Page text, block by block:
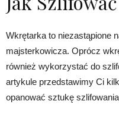
Wkrętarka to niezastąpione
majsterkowicza. Oprócz
również wykorzystać do
artykule przedstawimy Ci
opanować sztukę